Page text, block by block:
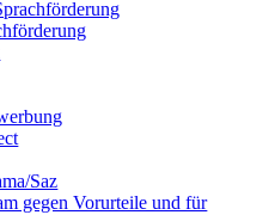
Saz
gegen Vorurteile und für